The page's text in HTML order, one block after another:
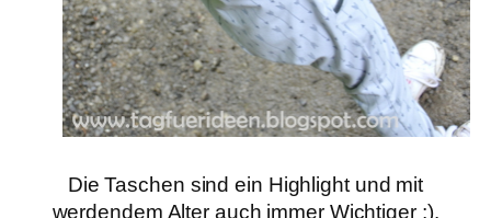
Die Taschen sind ein Highlight und mit
werdendem Alter auch immer Wichtiger ;).